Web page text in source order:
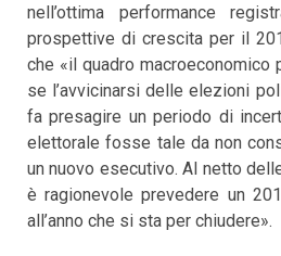
nell’ottima performance
prospettive di crescita per il
che «il quadro macroeconomico
se l’avvicinarsi delle elezioni
fa presagire un periodo di
elettorale fosse tale da non
un nuovo esecutivo. Al netto
è ragionevole prevedere un
all’anno che si sta per chiudere».